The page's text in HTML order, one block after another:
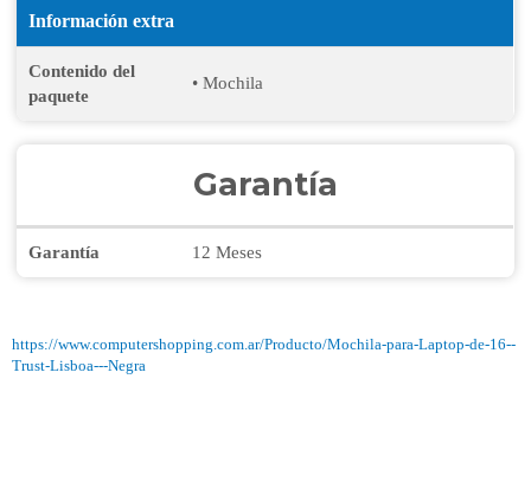
Información extra
Contenido del
paquete
• Mochila
Garantía
Garantía 12 Meses
https://www.computershopping.com.ar/Producto/Mochila-para-Laptop-de-16--
Trust-Lisboa---Negra